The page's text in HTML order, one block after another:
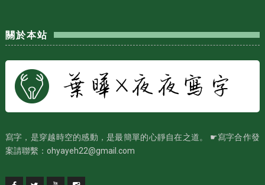
關於本站
寫字，是穿越時空的感動，是最簡單的心靜自在之道。 ☛寫字合作發
案請聯繫：ohyayeh22@gmail.com